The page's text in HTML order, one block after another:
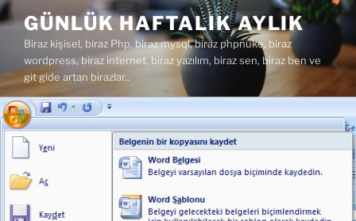
İçeriğe
geç
GÜNLÜK HAFTALIK AYLIK
Biraz kişisel, biraz Php, biraz mysql, biraz phpnuke, biraz
wordpress, biraz internet, biraz yazılım, biraz sen, biraz ben ve
git gide artan birazlar..